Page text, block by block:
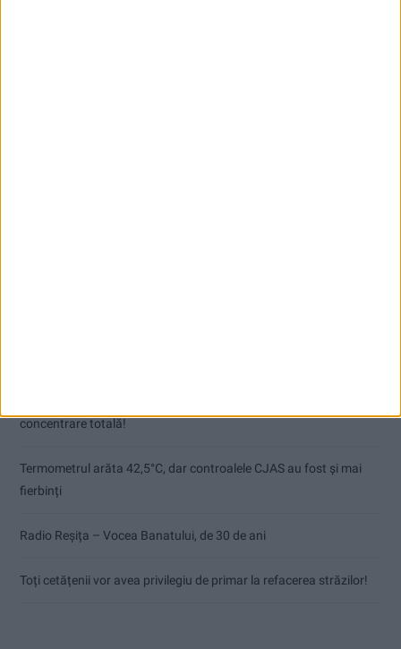
concentrare totală!
Termometrul arăta 42,5°C, dar controalele CJAS au fost și mai
fierbinți
Radio Reșița – Vocea Banatului, de 30 de ani
Toți cetățenii vor avea privilegiu de primar la refacerea străzilor!